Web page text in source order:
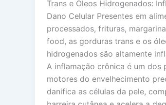
Trans e Óleos Hidrogenados:
Dano Celular Presentes em
processados, frituras,
food, as gorduras trans e os
hidrogenados são altamente
A inflamação crônica é um dos
motores do envelhecimento
danifica as células da pele,